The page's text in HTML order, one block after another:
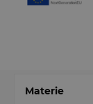
Materie